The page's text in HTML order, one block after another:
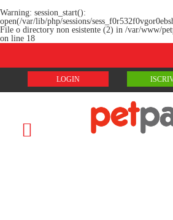
Warning: session_start():
open(/var/lib/php/sessions/
File o directory non esistente (2) in /var/www/
on line 18
LOGIN